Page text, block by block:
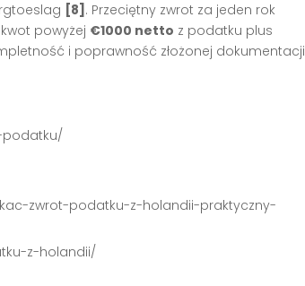
[8] . Przeciętny zwrot za jeden rok
powyżej €1000 netto z podatku plus
i poprawność złożonej dokumentacji
podatku/
zwrot-podatku-z-holandii-praktyczny-
z-holandii/